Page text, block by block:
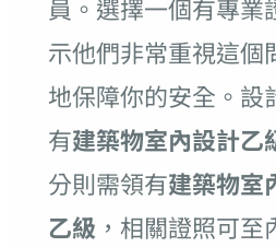
員。選擇一個有專業
示他們非常重視這個
地保障你的安全。設
有建築物室內設計乙
分則需領有建築物室
乙級 ，相關證照可